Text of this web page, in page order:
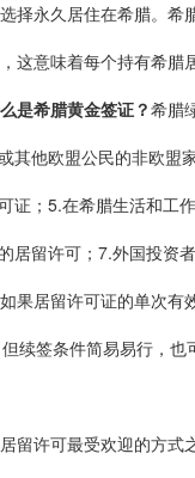
择永久居住在希腊。
这意味着每个持有希
是希腊黄金签证？希腊
其他欧盟公民的非欧
证；5.在希腊生活和工
居留许可；7.外国投资
果居留许可证的单次
续签条件简易易行，也
留许可最受欢迎的方